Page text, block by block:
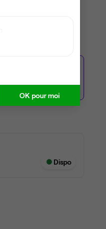
Dispo
Dispo
OK pour moi